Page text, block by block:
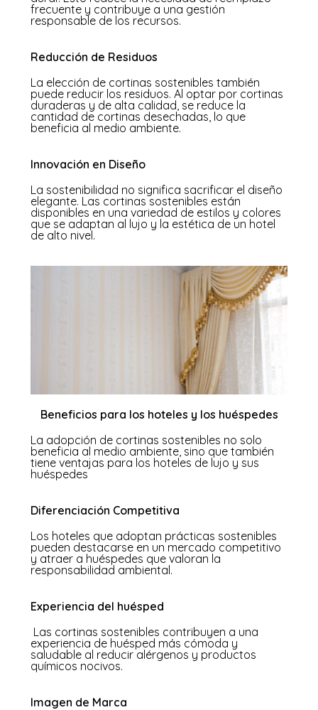
frecuente y contribuye a una gestión
responsable de los recursos.
Reducción de Residuos
La elección de cortinas sostenibles también
puede reducir los residuos. Al optar por cortinas
duraderas y de alta calidad, se reduce la
cantidad de cortinas desechadas, lo que
beneficia al medio ambiente.
Innovación en Diseño
La sostenibilidad no significa sacrificar el diseño
elegante. Las cortinas sostenibles están
disponibles en una variedad de estilos y colores
que se adaptan al lujo y la estética de un hotel
de alto nivel.
Beneficios para los hoteles y los huéspedes
La adopción de cortinas sostenibles no solo
beneficia al medio ambiente, sino que también
tiene ventajas para los hoteles de lujo y sus
huéspedes
Diferenciación Competitiva
Los hoteles que adoptan prácticas sostenibles
pueden destacarse en un mercado competitivo
y atraer a huéspedes que valoran la
responsabilidad ambiental.
Experiencia del huésped
Las cortinas sostenibles contribuyen a una
experiencia de huésped más cómoda y
saludable al reducir alérgenos y productos
químicos nocivos.
Imagen de Marca